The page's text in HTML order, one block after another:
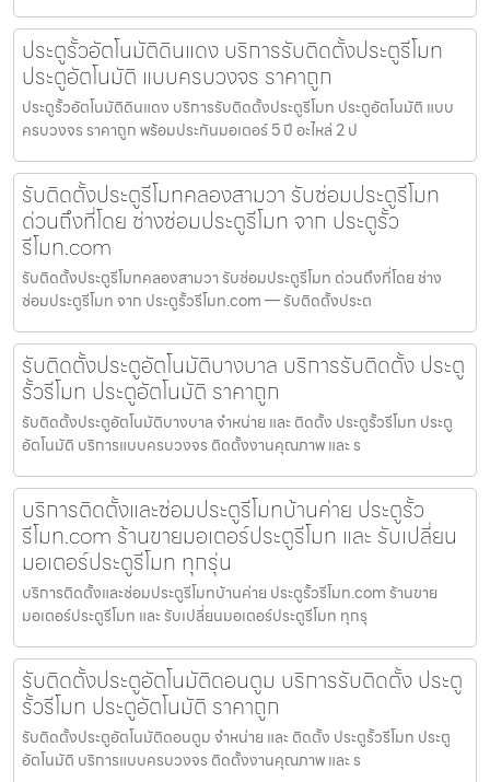
ประตูรั้วอัตโนมัติดินแดง บริการรับติดตั้งประตูรีโมท
ประตูอัตโนมัติ แบบครบวงจร ราคาถูก
ประตูรั้วอัตโนมัติดินแดง บริการรับติดตั้งประตูรีโมท ประตูอัตโนมัติ แบบ
ครบวงจร ราคาถูก พร้อมประกันมอเตอร์ 5 ปี อะไหล่ 2 ป
รับติดตั้งประตูรีโมทคลองสามวา รับซ่อมประตูรีโมท
ด่วนถึงที่โดย ช่างซ่อมประตูรีโมท จาก ประตูรั้ว
รีโมท.com
รับติดตั้งประตูรีโมทคลองสามวา รับซ่อมประตูรีโมท ด่วนถึงที่โดย ช่าง
ซ่อมประตูรีโมท จาก ประตูรั้วรีโมท.com — รับติดตั้งประต
รับติดตั้งประตูอัตโนมัติบางบาล บริการรับติดตั้ง ประตู
รั้วรีโมท ประตูอัตโนมัติ ราคาถูก
รับติดตั้งประตูอัตโนมัติบางบาล จำหน่าย และ ติดตั้ง ประตูรั้วรีโมท ประตู
อัตโนมัติ บริการแบบครบวงจร ติดตั้งงานคุณภาพ และ ร
บริการติดตั้งและซ่อมประตูรีโมทบ้านค่าย ประตูรั้ว
รีโมท.com ร้านขายมอเตอร์ประตูรีโมท และ รับเปลี่ยน
มอเตอร์ประตูรีโมท ทุกรุ่น
บริการติดตั้งและซ่อมประตูรีโมทบ้านค่าย ประตูรั้วรีโมท.com ร้านขาย
มอเตอร์ประตูรีโมท และ รับเปลี่ยนมอเตอร์ประตูรีโมท ทุกรุ
รับติดตั้งประตูอัตโนมัติดอนตูม บริการรับติดตั้ง ประตู
รั้วรีโมท ประตูอัตโนมัติ ราคาถูก
รับติดตั้งประตูอัตโนมัติดอนตูม จำหน่าย และ ติดตั้ง ประตูรั้วรีโมท ประตู
อัตโนมัติ บริการแบบครบวงจร ติดตั้งงานคุณภาพ และ ร